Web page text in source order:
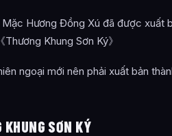
Hương Đồng Xú đã được xuất
Khung Sơn Ký》
ngoại mới nên phải xuất bản
KHUNG SƠN KÝ